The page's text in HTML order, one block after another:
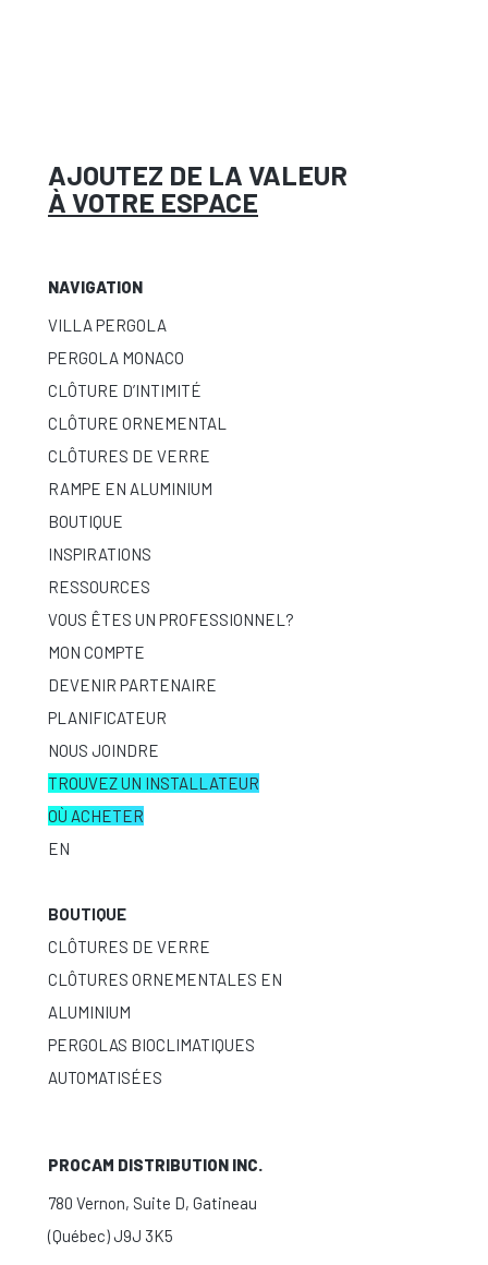
AJOUTEZ DE LA VALEUR
À VOTRE ESPACE
NAVIGATION
VILLA PERGOLA
PERGOLA MONACO
CLÔTURE D’INTIMITÉ
CLÔTURE ORNEMENTAL
CLÔTURES DE VERRE
RAMPE EN ALUMINIUM
BOUTIQUE
INSPIRATIONS
RESSOURCES
VOUS ÊTES UN PROFESSIONNEL?
MON COMPTE
DEVENIR PARTENAIRE
PLANIFICATEUR
NOUS JOINDRE
TROUVEZ UN INSTALLATEUR
OÙ ACHETER
EN
BOUTIQUE
CLÔTURES DE VERRE
CLÔTURES ORNEMENTALES EN
ALUMINIUM
PERGOLAS BIOCLIMATIQUES
AUTOMATISÉES
PROCAM DISTRIBUTION INC.
780 Vernon, Suite D, Gatineau
(Québec) J9J 3K5